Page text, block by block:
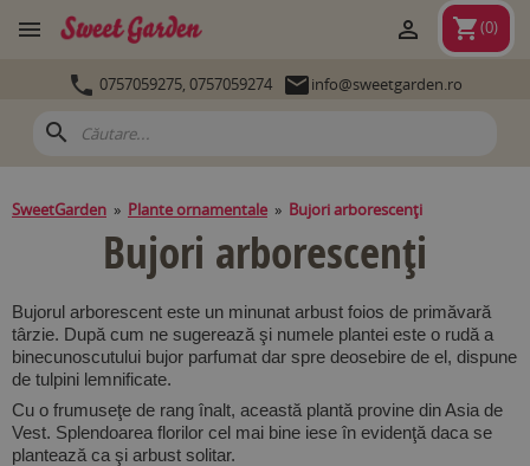
 shopping_cart(0)

 0757059275, 0757059274 info@sweetgarden.ro
search
SweetGarden » Plante ornamentale » Bujori arborescenţi
Bujori arborescenţi
Bujorul arborescent este un minunat arbust foios de primăvară
târzie. După cum ne sugerează şi numele plantei este o rudă a
binecunoscutului bujor parfumat dar spre deosebire de el, dispune
de tulpini lemnificate.
Cu o frumuseţe de rang înalt, această plantă provine din Asia de
Vest. Splendoarea florilor cel mai bine iese în evidenţă daca se
plantează ca şi arbust solitar.